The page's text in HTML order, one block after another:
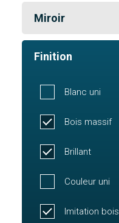
Miroir
Finition
Blanc uni
Bois massif
Brillant
Couleur uni
Imitation bois